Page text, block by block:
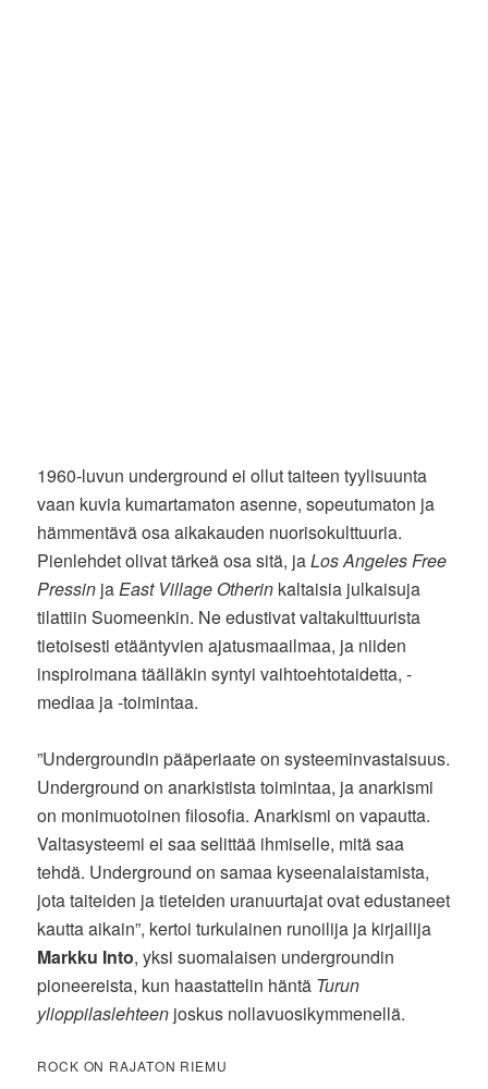
1960-luvun underground ei ollut taiteen tyylisuunta
vaan kuvia kumartamaton asenne, sopeutumaton ja
hämmentävä osa aikakauden nuorisokulttuuria.
Pienlehdet olivat tärkeä osa sitä, jaLos Angeles Free
Pressin ja East Village Otherin kaltaisia julkaisuja
tilattiin Suomeenkin. Ne edustivat valtakulttuurista
tietoisesti etääntyvien ajatusmaailmaa, ja niiden
inspiroimana täälläkin syntyi vaihtoehtotaidetta, -
mediaa ja -toimintaa.
”Undergroundin pääperiaate on systeeminvastaisuus.
Underground on anarkistista toimintaa, ja anarkismi
on monimuotoinen filosofia. Anarkismi on vapautta.
Valtasysteemi ei saa selittää ihmiselle, mitä saa
tehdä. Underground on samaa kyseenalaistamista,
jota taiteiden ja tieteiden uranuurtajat ovat edustaneet
kautta aikain”, kertoi turkulainen runoilija ja kirjailija
Markku Into, yksi suomalaisen undergroundin
pioneereista, kun haastattelin häntä Turun
ylioppilaslehteen joskus nollavuosikymmenellä.
ROCK ON RAJATON RIEMU